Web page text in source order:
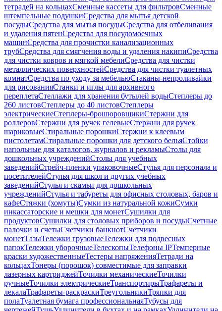
тетрадей на кольцахСменные кассеты для фильтровСменные
штемпельные подушкиСредства для мытья детской
посудыСредства для мытья посудыСредства для отбеливания
и удаления пятенСредства для посудомоечных
машинСредства для прочистки канализационных
трубСредства для смягчения воды и удаления накипиСредства
для чистки ковров и мягкой мебелиСредства для чистки
металлических поверхностейСредства для чистки туалетных
комнатСредства по уходу за мебельюСтаканы-непроливайки
для рисованияСтанки и иглы для архивного
переплетаСтеллажи для хранения бутылей водыСтеплеры до
260 листовСтеплеры до 40 листовСтеплеры
электрическиеСтеплеры-брошюровщикиСтержни для
роллеровСтержни для ручек гелевыеСтержни для ручек
шариковыеСтиральные порошкиСтержни к клеевым
пистолетамСтиральные порошки для детского бельяСтойки
напольные для каталогов, журналов и рекламыСтолы для
дошкольных учрежденийСтолы для учебных
заведенийСтрейч-пленки упаковочныеСтулья для персонала и
посетителейСтулья для школ и других учебных
заведенийСтулья и скамьи для дошкольных
учрежденийСтулья и табуреты для офисных столовых, баров и
кафеСтяжки (хомуты)Сумки из натуральной кожиСумки
инкассаторские и мешки для монетСушилки для
продуктовСушилки для столовых приборов и посудыСчетные
палочки и счетыСчетчики банкнотСчетчики
монетТазыТележки грузовыеТележки для подвесных
папокТележки уборочныеТелескопыТелефоны IPТемперные
краски художественныеТестеры напряженияТетради на
кольцахТонеры (порошок) совместимые для заправки
лазерных картриджейТочилки механическиеТочилки
ручныеТочилки электрическиеТранспортирыТрафареты и
лекалаТрафареты-раскраскиТреугольникиТряпки для
полаТуалетная бумага профессиональнаяТубусы для